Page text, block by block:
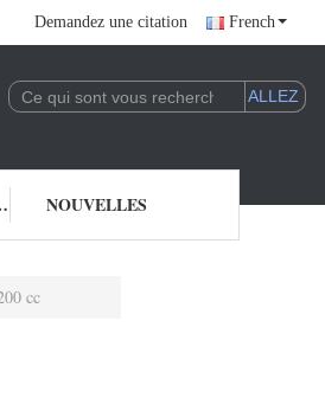
Demandez une citation French
DE LA TECHNOLOGIE DE L'IA.NOUS
NOUVELLES
cc